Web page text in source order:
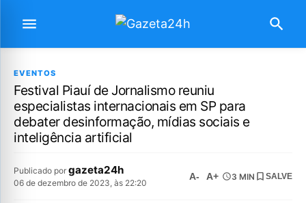
EVENTOS
Festival Piauí de Jornalismo reuniu
especialistas internacionais em SP para
debater desinformação, mídias sociais e
inteligência artificial
Publicado por gazeta24h
06 de dezembro de 2023, às 22:20
A- A+ 3 MIN SALVE